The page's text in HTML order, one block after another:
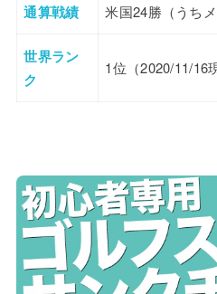
通算戦績 米国24勝（うち
世界ラン
ク
1位（2020/11/16